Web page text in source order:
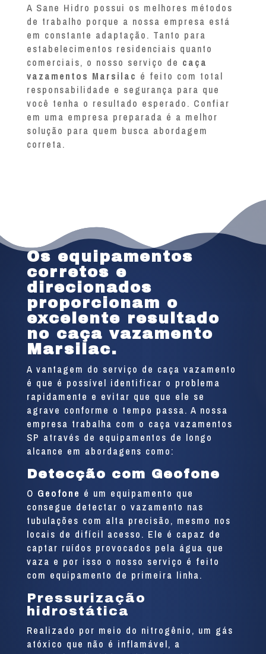
A Sane Hidro possui os melhores métodos
de trabalho porque a nossa empresa está
em constante adaptação. Tanto para
estabelecimentos residenciais quanto
comerciais, o nosso serviço de caça
vazamentos Marsilac é feito com total
responsabilidade e segurança para que
você tenha o resultado esperado. Confiar
em uma empresa preparada é a melhor
solução para quem busca abordagem
correta.
Os equipamentos
corretos e
direcionados
proporcionam o
excelente resultado
no caça vazamento
Marsilac.
A vantagem do serviço de caça vazamento
é que é possível identificar o problema
rapidamente e evitar que que ele se
agrave conforme o tempo passa. A nossa
empresa trabalha com o caça vazamentos
SP através de equipamentos de longo
alcance em abordagens como:
Detecção com Geofone
O Geofone é um equipamento que
consegue detectar o vazamento nas
tubulações com alta precisão, mesmo nos
locais de difícil acesso. Ele é capaz de
captar ruídos provocados pela água que
vaza e por isso o nosso serviço é feito
com equipamento de primeira linha.
Pressurização
hidrostática
Realizado por meio do nitrogênio, um gás
atóxico que não é inflamável, a